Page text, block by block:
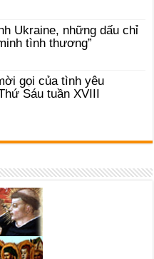
Ukraine, những dấu chỉ
tình thương”
gọi của tình yêu
Sáu tuần XVIII